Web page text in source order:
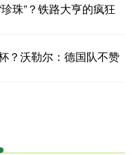
珠”？铁路大亨的疯狂
？沃勒尔：德国队不赞